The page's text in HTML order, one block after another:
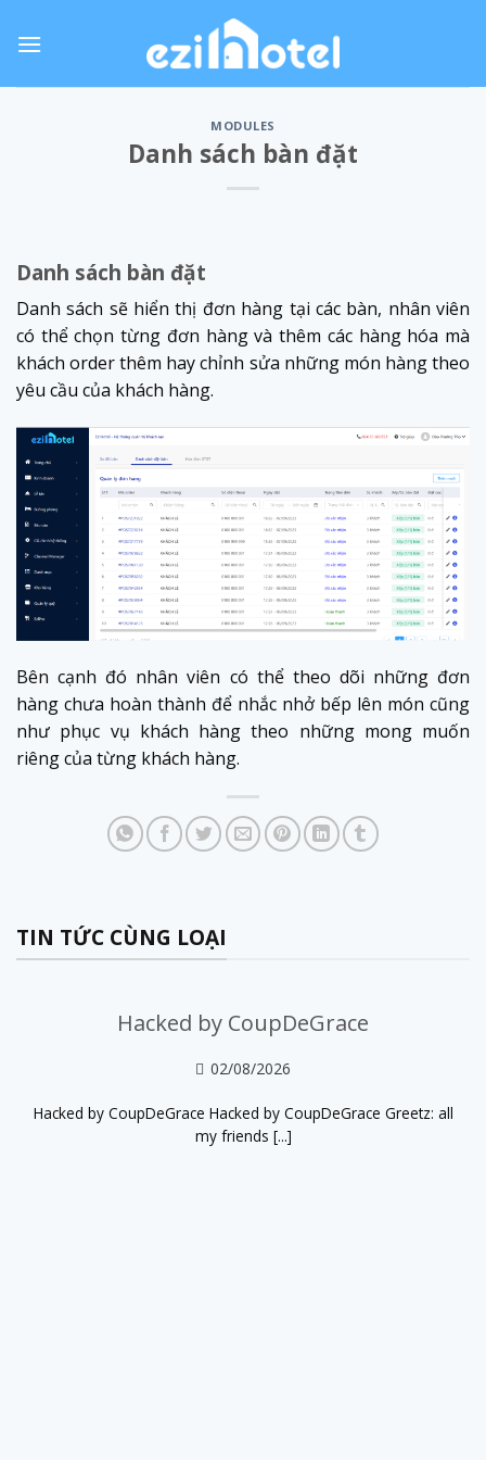
MODULES
Danh sách bàn đặt
Danh sách bàn đặt
Danh sách sẽ hiển thị đơn hàng tại các bàn, nhân viên
có thể chọn từng đơn hàng và thêm các hàng hóa mà
khách order thêm hay chỉnh sửa những món hàng theo
yêu cầu của khách hàng.
Bên cạnh đó nhân viên có thể theo dõi những đơn
hàng chưa hoàn thành để nhắc nhở bếp lên món cũng
như phục vụ khách hàng theo những mong muốn
riêng của từng khách hàng.
TIN TỨC CÙNG LOẠI
Hacked by CoupDeGrace
02/08/2026
Hacked by CoupDeGrace Hacked by CoupDeGrace Greetz: all
my friends [...]